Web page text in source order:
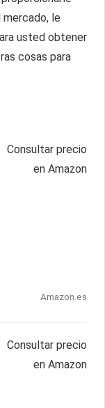
le
usted obtener
cosas para
Consultar precio
en Amazon
Amazon.es
Consultar precio
en Amazon